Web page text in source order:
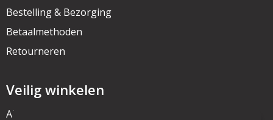
Bestelling & Bezorging
Betaalmethoden
Retourneren
Veilig winkelen
Algemene voorwaarden